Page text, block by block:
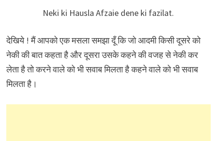
Neki ki Hausla Afzaie dene ki fazilat.
देखिये ! मैं आपको एक मसला समझा दूँ कि जो आदमी किसी दूसरे को
नेकी की बात कहता है और दूसरा उसके कहने की वजह से नेकी कर
लेता है तो करने वाले को भी सवाब मिलता है कहने वाले को भी सवाब
मिलता है।